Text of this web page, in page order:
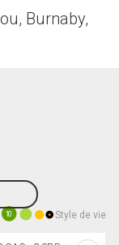
Burnaby,
10 Style de vie